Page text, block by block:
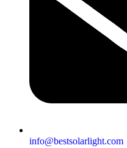
info@bestsolarlight.com